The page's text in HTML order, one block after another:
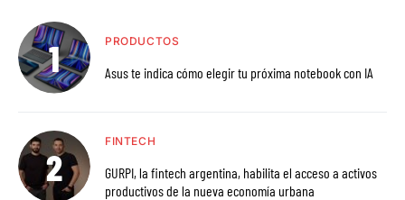
PRODUCTOS
Asus te indica cómo elegir tu próxima notebook con IA
FINTECH
GURPI, la fintech argentina, habilita el acceso a activos
productivos de la nueva economía urbana